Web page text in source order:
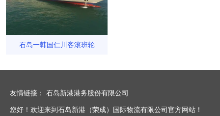
石岛一韩国仁川客滚班轮
友情链接： 石岛新港港务股份有限公司
您好！欢迎来到石岛新港（荣成）国际物流有限公司官方网站！